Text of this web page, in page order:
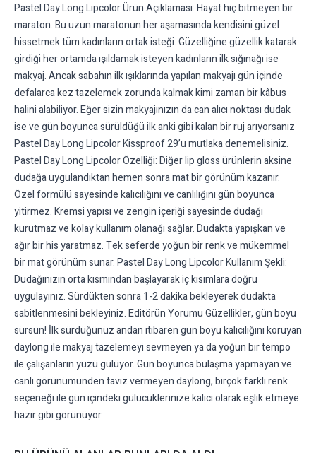
Pastel Day Long Lipcolor Ürün Açıklaması: Hayat hiç bitmeyen bir
maraton. Bu uzun maratonun her aşamasında kendisini güzel
hissetmek tüm kadınların ortak isteği. Güzelliğine güzellik katarak
girdiği her ortamda ışıldamak isteyen kadınların ilk sığınağı ise
makyaj. Ancak sabahın ilk ışıklarında yapılan makyajı gün içinde
defalarca kez tazelemek zorunda kalmak kimi zaman bir kâbus
halini alabiliyor. Eğer sizin makyajınızın da can alıcı noktası dudak
ise ve gün boyunca sürüldüğü ilk anki gibi kalan bir ruj arıyorsanız
Pastel Day Long Lipcolor Kissproof 29’u mutlaka denemelisiniz.
Pastel Day Long Lipcolor Özelliği: Diğer lip gloss ürünlerin aksine
dudağa uygulandıktan hemen sonra mat bir görünüm kazanır.
Özel formülü sayesinde kalıcılığını ve canlılığını gün boyunca
yitirmez. Kremsi yapısı ve zengin içeriği sayesinde dudağı
kurutmaz ve kolay kullanım olanağı sağlar. Dudakta yapışkan ve
ağır bir his yaratmaz. Tek seferde yoğun bir renk ve mükemmel
bir mat görünüm sunar. Pastel Day Long Lipcolor Kullanım Şekli:
Dudağınızın orta kısmından başlayarak iç kısımlara doğru
uygulayınız. Sürdükten sonra 1-2 dakika bekleyerek dudakta
sabitlenmesini bekleyiniz. Editörün Yorumu Güzellikler, gün boyu
sürsün! İlk sürdüğünüz andan itibaren gün boyu kalıcılığını koruyan
daylong ile makyaj tazelemeyi sevmeyen ya da yoğun bir tempo
ile çalışanların yüzü gülüyor. Gün boyunca bulaşma yapmayan ve
canlı görünümünden taviz vermeyen daylong, birçok farklı renk
seçeneği ile gün içindeki gülücüklerinize kalıcı olarak eşlik etmeye
hazır gibi görünüyor.